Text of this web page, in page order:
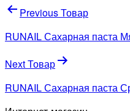
Навигация
по
записям
Previous Товар
RUNAIL Сахарная паста
Next Товар
RUNAIL Сахарная паста